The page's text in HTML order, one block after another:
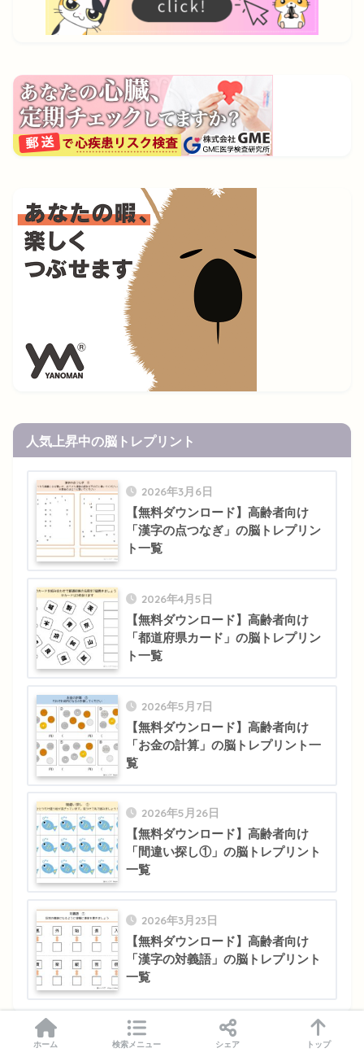
人気上昇中の脳トレプリント
2026年3月6日
【無料ダウンロード】高齢者向け
「漢字の点つなぎ」の脳トレプリン
ト一覧
2026年4月5日
【無料ダウンロード】高齢者向け
「都道府県カード」の脳トレプリン
ト一覧
2026年5月7日
【無料ダウンロード】高齢者向け
「お金の計算」の脳トレプリント一
覧
2026年5月26日
【無料ダウンロード】高齢者向け
「間違い探し①」の脳トレプリント
一覧
2026年3月23日
【無料ダウンロード】高齢者向け
「漢字の対義語」の脳トレプリント
一覧
ホーム 検索メニュー シェア トップ